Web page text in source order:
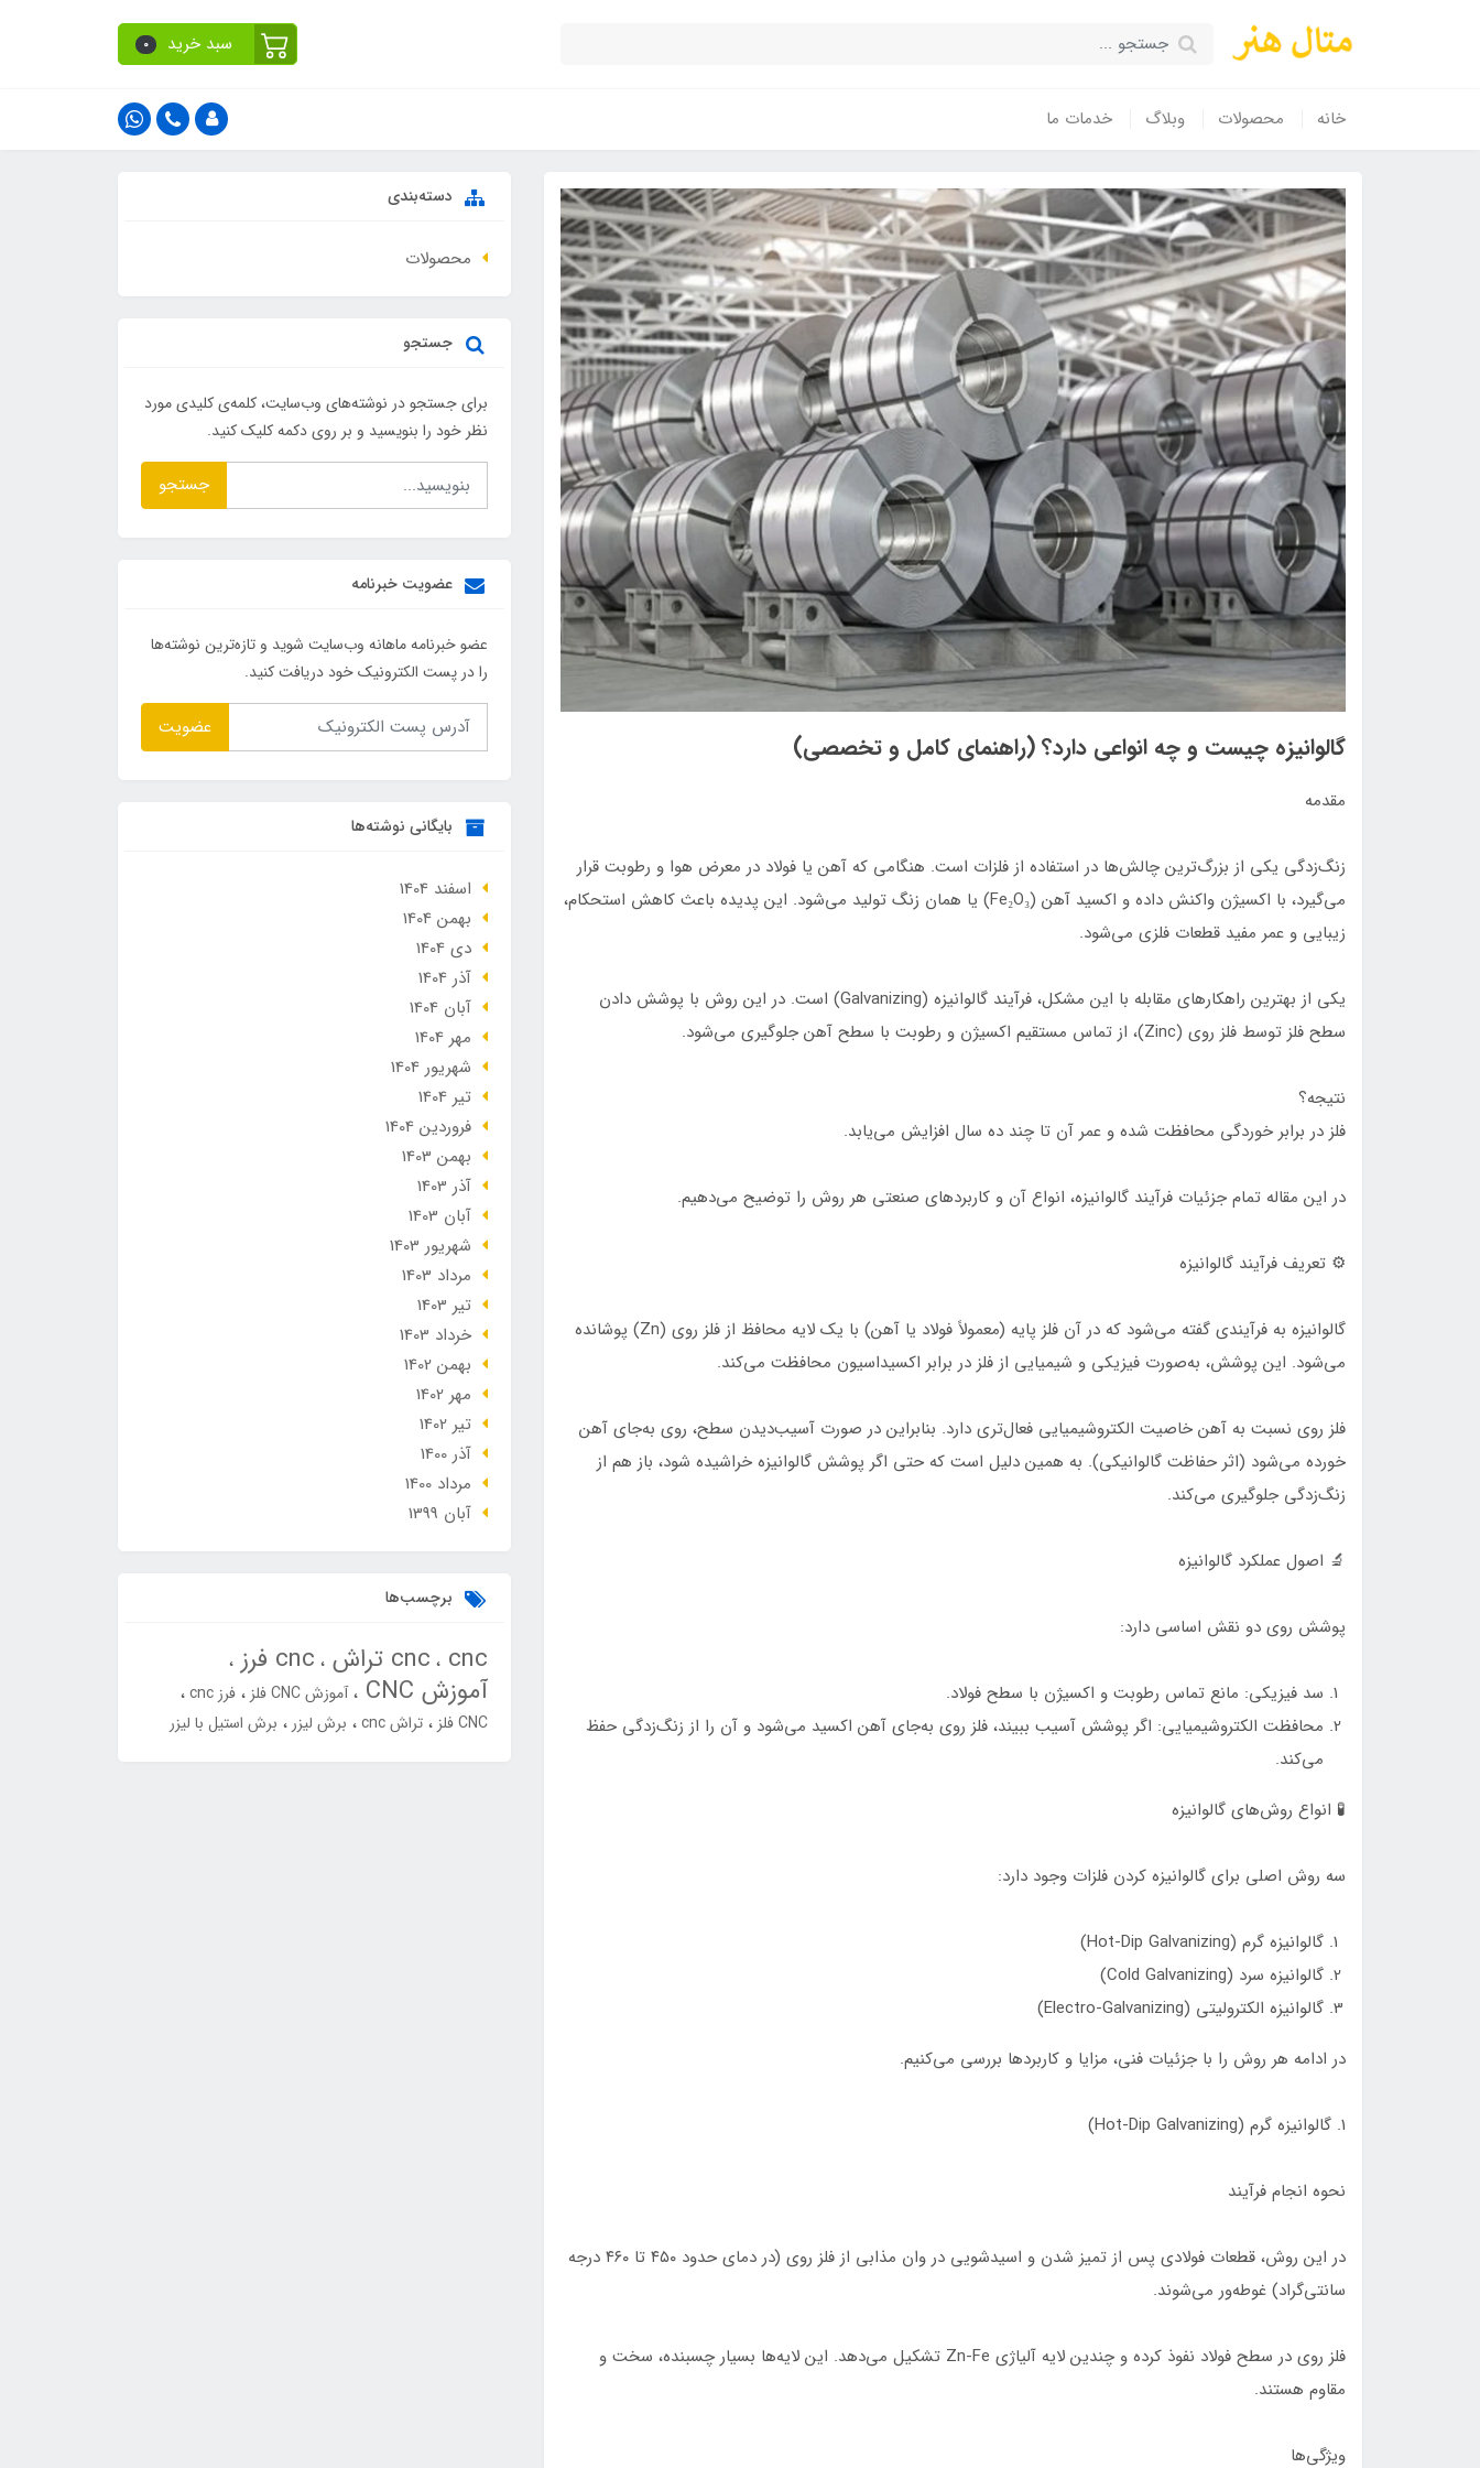
سبد خرید 0
خانه محصولات وبلاگ خدمات ما
گالوانیزه چیست و چه انواعی دارد؟ (راهنمای کامل و تخصصی)
مقدمه
زنگ‌زدگی یکی از بزرگ‌ترین چالش‌ها در استفاده از فلزات است. هنگامی که آهن یا فولاد در معرض هوا و رطوبت قرار
می‌گیرد، با اکسیژن واکنش داده و اکسید آهن (Fe₂O₃) یا همان زنگ تولید می‌شود. این پدیده باعث کاهش استحکام،
زیبایی و عمر مفید قطعات فلزی می‌شود.
یکی از بهترین راهکارهای مقابله با این مشکل، فرآیند گالوانیزه (Galvanizing) است. در این روش با پوشش دادن
سطح فلز توسط فلز روی (Zinc)، از تماس مستقیم اکسیژن و رطوبت با سطح آهن جلوگیری می‌شود.
نتیجه؟
فلز در برابر خوردگی محافظت شده و عمر آن تا چند ده سال افزایش می‌یابد.
در این مقاله تمام جزئیات فرآیند گالوانیزه، انواع آن و کاربردهای صنعتی هر روش را توضیح می‌دهیم.
⚙️ تعریف فرآیند گالوانیزه
گالوانیزه به فرآیندی گفته می‌شود که در آن فلز پایه (معمولاً فولاد یا آهن) با یک لایه محافظ از فلز روی (Zn) پوشانده
می‌شود. این پوشش، به‌صورت فیزیکی و شیمیایی از فلز در برابر اکسیداسیون محافظت می‌کند.
فلز روی نسبت به آهن خاصیت الکتروشیمیایی فعال‌تری دارد. بنابراین در صورت آسیب‌دیدن سطح، روی به‌جای آهن
خورده می‌شود (اثر حفاظت گالوانیکی). به همین دلیل است که حتی اگر پوشش گالوانیزه خراشیده شود، باز هم از
زنگ‌زدگی جلوگیری می‌کند.
🔬 اصول عملکرد گالوانیزه
پوشش روی دو نقش اساسی دارد:
سد فیزیکی: مانع تماس رطوبت و اکسیژن با سطح فولاد.
محافظت الکتروشیمیایی: اگر پوشش آسیب ببیند، فلز روی به‌جای آهن اکسید می‌شود و آن را از زنگ‌زدگی حفظ
می‌کند.
🧪 انواع روش‌های گالوانیزه
سه روش اصلی برای گالوانیزه کردن فلزات وجود دارد:
گالوانیزه گرم (Hot-Dip Galvanizing)
گالوانیزه سرد (Cold Galvanizing)
گالوانیزه الکترولیتی (Electro-Galvanizing)
در ادامه هر روش را با جزئیات فنی، مزایا و کاربردها بررسی می‌کنیم.
1. گالوانیزه گرم (Hot-Dip Galvanizing)
نحوه انجام فرآیند
در این روش، قطعات فولادی پس از تمیز شدن و اسیدشویی در وان مذابی از فلز روی (در دمای حدود ۴۵۰ تا ۴۶۰ درجه
سانتی‌گراد) غوطه‌ور می‌شوند.
فلز روی در سطح فولاد نفوذ کرده و چندین لایه آلیاژی Zn-Fe تشکیل می‌دهد. این لایه‌ها بسیار چسبنده، سخت و
مقاوم هستند.
ویژگی‌ها
دسته‌بندی
محصولات
جستجو
برای جستجو در نوشته‌های وب‌سایت، کلمه‌ی کلیدی مورد
نظر خود را بنویسید و بر روی دکمه کلیک کنید.
جستجو
عضویت خبرنامه
عضو خبرنامه ماهانه وب‌سایت شوید و تازه‌ترین نوشته‌ها
را در پست الکترونیک خود دریافت کنید.
عضویت
بایگانی نوشته‌ها
اسفند 1404
بهمن 1404
دی 1404
آذر 1404
آبان 1404
مهر 1404
شهریور 1404
تير 1404
فروردین 1404
بهمن 1403
آذر 1403
آبان 1403
شهریور 1403
مرداد 1403
تير 1403
خرداد 1403
بهمن 1402
مهر 1402
تير 1402
آذر 1400
مرداد 1400
آبان 1399
برچسب‌ها
cnc cnc تراش
cnc فرز
آموزش CNC
آموزش CNC فلز
فرز cnc
CNC فلز
تراش cnc برش لیزر برش استیل با لیزر